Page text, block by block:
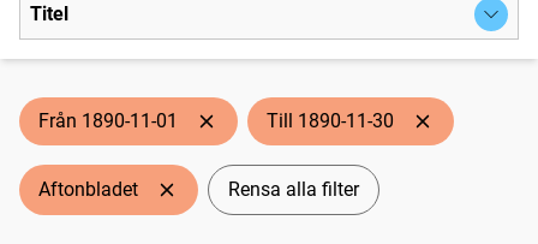
Titel
Från 1890-11-01 Till 1890-11-30
Aftonbladet Rensa alla filter